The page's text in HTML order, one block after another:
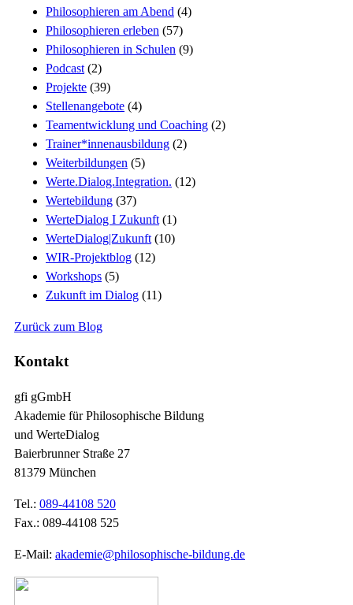
Philosophieren am Abend (4)
Philosophieren erleben (57)
Philosophieren in Schulen (9)
Podcast (2)
Projekte (39)
Stellenangebote (4)
Teamentwicklung und Coaching (2)
Trainer*innenausbildung (2)
Weiterbildungen (5)
Werte.Dialog.Integration. (12)
Wertebildung (37)
WerteDialog I Zukunft (1)
WerteDialog|Zukunft (10)
WIR-Projektblog (12)
Workshops (5)
Zukunft im Dialog (11)
Zurück zum Blog
Kontakt
gfi gGmbH
Akademie für Philosophische Bildung
und WerteDialog
Baierbrunner Straße 27
81379 München
Tel.: 089-44108 520
Fax.: 089-44108 525
E-Mail: akademie@philosophische-bildung.de